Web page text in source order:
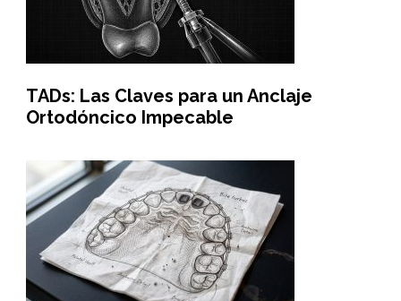
TADs: Las Claves para un Anclaje
Ortodóncico Impecable